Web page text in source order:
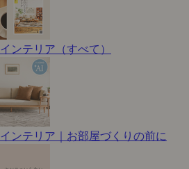
ンテリア（すべて）
ンテリア｜お部屋づくりの前に